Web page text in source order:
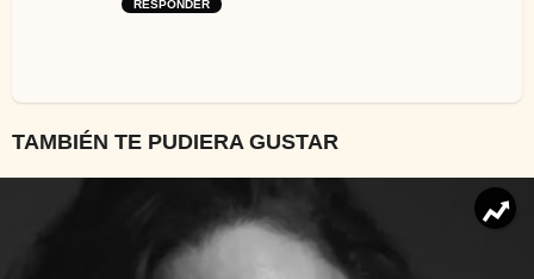
RESPONDER
TAMBIÉN TE PUDIERA GUSTAR